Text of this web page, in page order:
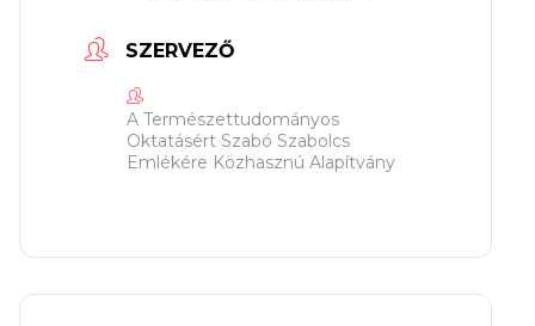
SZERVEZŐ
A Természettudományos
Oktatásért Szabó Szabolcs
Emlékére Közhasznú Alapítvány